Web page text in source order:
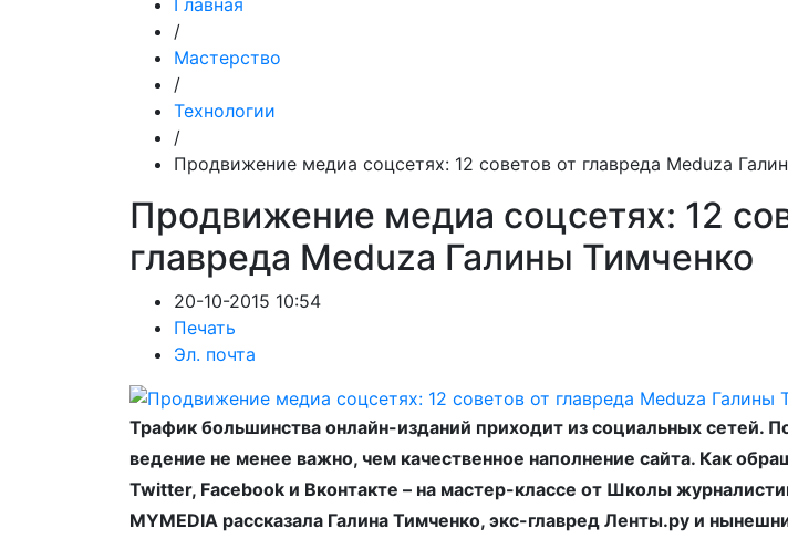
Главная
/
Мастерство
/
Технологии
/
Продвижение медиа соцсетях: 12 советов от главреда Meduza
Продвижение медиа соцсетях: 12
главреда Meduza Галины Тимченко
20-10-2015 10:54
Печать
Эл. почта
Трафик большинства онлайн-изданий приходит из социальных сетей.
ведение не менее важно, чем качественное наполнение сайта. Как
Twitter, Facebook и Вконтакте – на мастер-классе от Школы
MYMEDIA рассказала Галина Тимченко, экс-главред Ленты.ру и